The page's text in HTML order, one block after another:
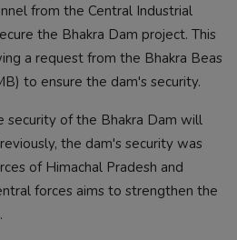
from the Central Industrial
the Bhakra Dam project. This
a request from the Bhakra Beas
to ensure the dam's security.
of the Bhakra Dam will
the dam's security was
of Himachal Pradesh and
forces aims to strengthen the